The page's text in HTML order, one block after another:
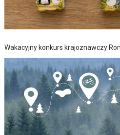
Wakacyjny konkurs krajoznawczy